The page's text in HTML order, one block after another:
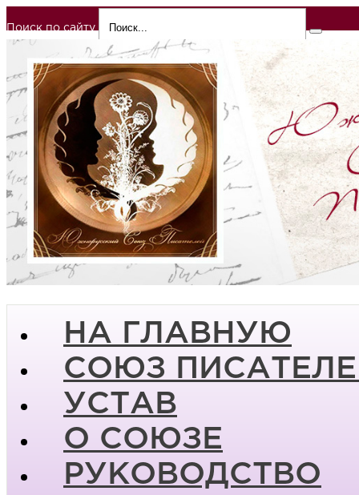
Поиск по сайту
НА ГЛАВНУЮ
СОЮЗ
УСТАВ
О СОЮЗЕ
РУКОВОДСТВО